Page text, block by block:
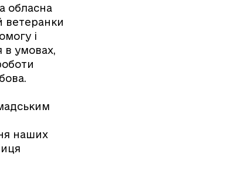
обласна
ветеранки
і
в умовах,
наших